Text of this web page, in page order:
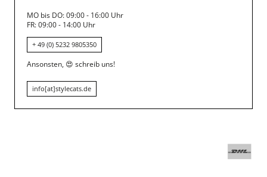
MO bis DO: 09:00 - 16:00 Uhr
FR: 09:00 - 14:00 Uhr
+ 49 (0) 5232 9805350
Ansonsten, 😍 schreib uns!
info[at]stylecats.de